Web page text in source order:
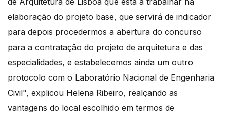
elaboração do projeto base, que servirá de indicador
para depois procedermos a abertura do concurso
para a contratação do projeto de arquitetura e das
especialidades, e estabelecemos ainda um outro
protocolo com o Laboratório Nacional de Engenharia
Civil", explicou Helena Ribeiro, realçando as
vantagens do local escolhido em termos de